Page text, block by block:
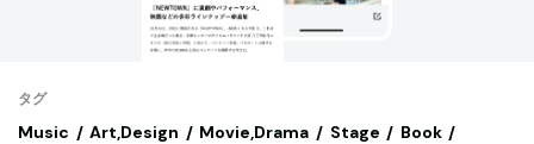
タグ
Music Art,Design Movie,Drama Stage
Book